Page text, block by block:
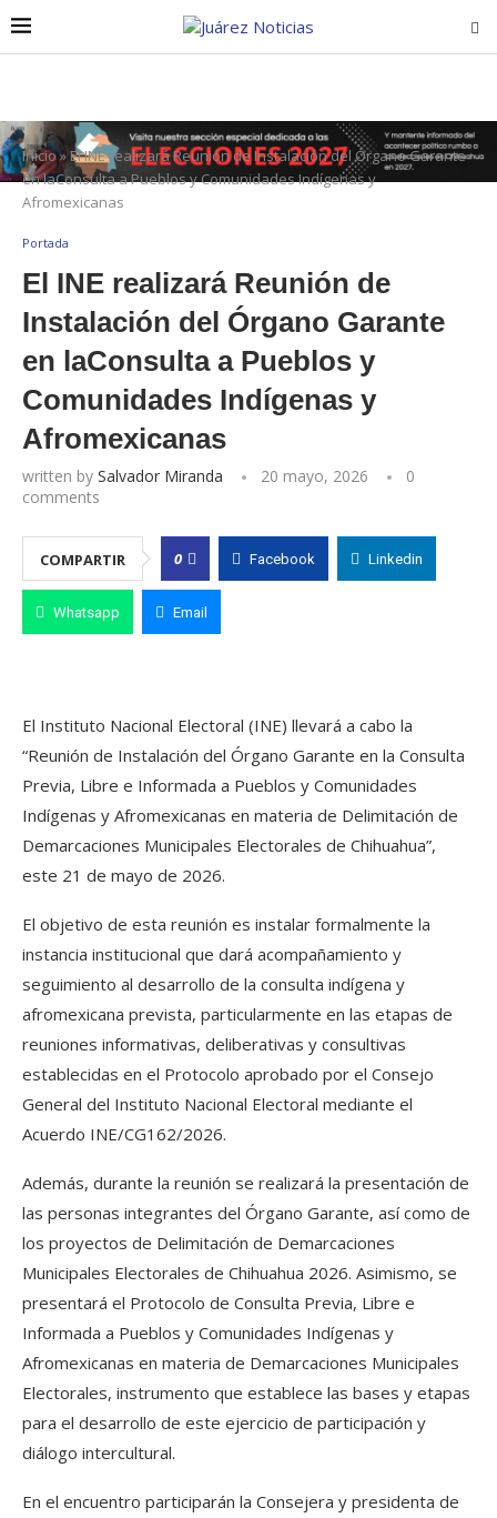
Inicio»El INE realizará Reunión de Instalación del Órgano Garante
en laConsulta a Pueblos y Comunidades Indígenas y
Afromexicanas
Portada
El INE realizará Reunión de
Instalación del Órgano Garante
en laConsulta a Pueblos y
Comunidades Indígenas y
Afromexicanas
written by Salvador Miranda 20 mayo, 2026
0
comments
COMPARTIR 0 Facebook Linkedin
Whatsapp Email
El Instituto Nacional Electoral (INE) llevará a cabo la
“Reunión de Instalación del Órgano Garante en la Consulta
Previa, Libre e Informada a Pueblos y Comunidades
Indígenas y Afromexicanas en materia de Delimitación de
Demarcaciones Municipales Electorales de Chihuahua”,
este 21 de mayo de 2026.
El objetivo de esta reunión es instalar formalmente la
instancia institucional que dará acompañamiento y
seguimiento al desarrollo de la consulta indígena y
afromexicana prevista, particularmente en las etapas de
reuniones informativas, deliberativas y consultivas
establecidas en el Protocolo aprobado por el Consejo
General del Instituto Nacional Electoral mediante el
Acuerdo INE/CG162/2026.
Además, durante la reunión se realizará la presentación de
las personas integrantes del Órgano Garante, así como de
los proyectos de Delimitación de Demarcaciones
Municipales Electorales de Chihuahua 2026. Asimismo, se
presentará el Protocolo de Consulta Previa, Libre e
Informada a Pueblos y Comunidades Indígenas y
Afromexicanas en materia de Demarcaciones Municipales
Electorales, instrumento que establece las bases y etapas
para el desarrollo de este ejercicio de participación y
diálogo intercultural.
En el encuentro participarán la Consejera y presidenta de